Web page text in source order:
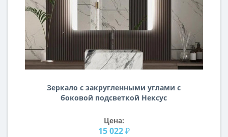
Зеркало с закругленными углами с
боковой подсветкой Нексус
Цена:
15 022 ₽